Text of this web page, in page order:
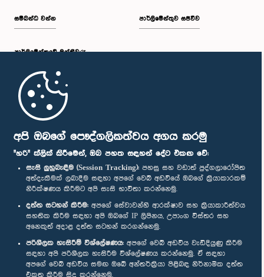
අපි ඔබගේ පෞද්ගලිකත්වය අගය කරමු
"හරි" ක්ලික් කිරීමෙන්, ඔබ පහත සඳහන් දේට එකඟ වේ:
සැසි ලුහුබැඳීම (Session Tracking): පහසු සහ වඩාත් පුද්ගලාරෝපිත
අත්දැකීමක් ලබාදීම සඳහා අපගේ වෙබ් අඩවියේ ඔබගේ ක්‍රියාකාරකම්
නිරීක්ෂණය කිරීමට අපි සැසි භාවිතා කරන්නෙමු.
දත්ත සටහන් කිරීම: අපගේ සේවාවන්හි ආරක්ෂාව සහ ක්‍රියාකාරීත්වය
සහතික කිරීම සඳහා අපි ඔබගේ IP ලිපිනය, උපාංග විස්තර සහ
අනෙකුත් අදාළ දත්ත සටහන් කරගන්නෙමු.
පරිශීලක හැසිරීම් විශ්ලේෂණය: අපගේ වෙබ් අඩවිය වැඩිදියුණු කිරීම
සඳහා අපි පරිශීලක හැසිරීම විශ්ලේෂණය කරන්නෙමු. ඒ සඳහා
අපගේ වෙබ් අඩවිය සමඟ ඔබේ අන්තර්ක්‍රියා පිළිබඳ නිර්නාමික දත්ත
එකතු කිරීම සිදු කරන්නෙමු.
සම්බන්ධ වන්න
පාර්ලි‌මේන්තුවේ මන්ත්‍රීවරු
මුල් පිටුව
පාර්ලිමේන්තුව සජීවීව
පාර්ලිමේන්තු ජංගම යෙදුම
අප හා සම්බන්ධ වී සිටින්න :
සම්මාන
පෞද්ගලිකත්ව ප්‍රතිපත්තිය